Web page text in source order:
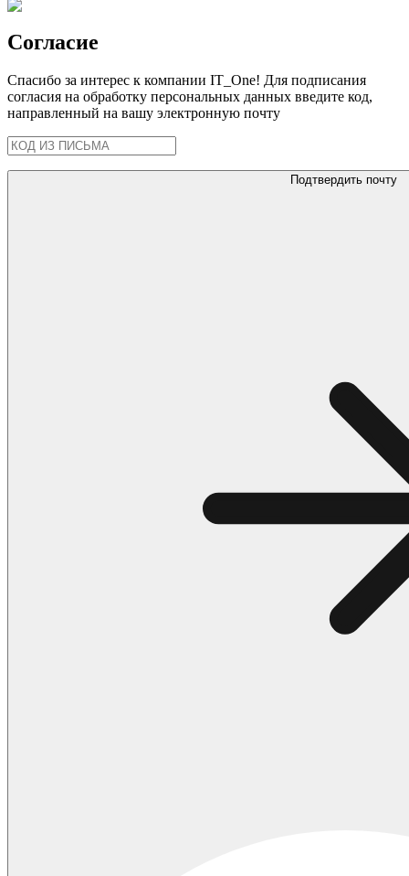
Согласие
Спасибо за интерес к компании IT_One! Для подписания
согласия на обработку персональных данных введите код,
направленный на вашу электронную почту
Подтвердить почту